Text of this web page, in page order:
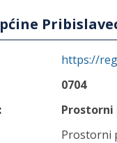
https://
0704
:
Prostorni
Prostorni